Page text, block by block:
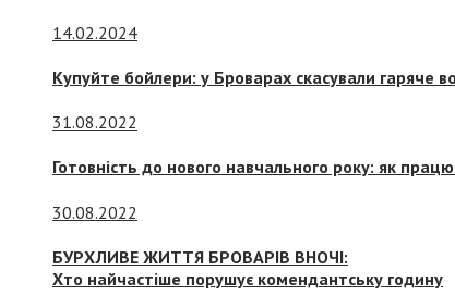
14.02.2024
Купуйте бойлери: у Броварах скасували гаряче
31.08.2022
Готовність до нового навчального року: як
30.08.2022
БУРХЛИВЕ ЖИТТЯ БРОВАРІВ ВНОЧІ:
Хто найчастіше порушує комендантську годину